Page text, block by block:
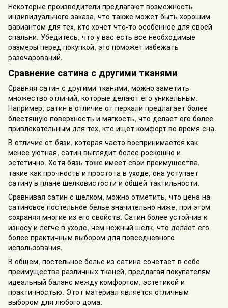
Некоторые производители предлагают возможность
индивидуального заказа, что также может быть хорошим
вариантом для тех, кто хочет что-то особенное для своей
спальни. Убедитесь, что у вас есть все необходимые
размеры перед покупкой, это поможет избежать
разочарований.
Сравнение сатина с другими тканями
Сравняя сатин с другими тканями, можно заметить
множество отличий, которые делают его уникальным.
Например, сатин в отличие от перкали предлагает более
блестящую поверхность и мягкость, что делает его более
привлекательным для тех, кто ищет комфорт во время сна.
В отличие от бязи, которая часто воспринимается как
менее уютная, сатин выглядит более роскошно и
эстетично. Хотя бязь тоже имеет свои преимущества,
такие как прочность и простота в уходе, она уступает
сатину в плане шелковистости и общей тактильности.
Сравнивая сатин с шелком, можно отметить, что цена на
сатиновое постельное белье значительно ниже, при этом
сохраняя многие из его свойств. Сатин более устойчив к
износу и легче в уходе, чем нежный шелк, что делает его
более практичным выбором для повседневного
использования.
В общем, постельное белье из сатина сочетает в себе
преимущества различных тканей, предлагая покупателям
идеальный баланс между комфортом, эстетикой и
практичностью. Этот материал является отличным
выбором для любого дома.